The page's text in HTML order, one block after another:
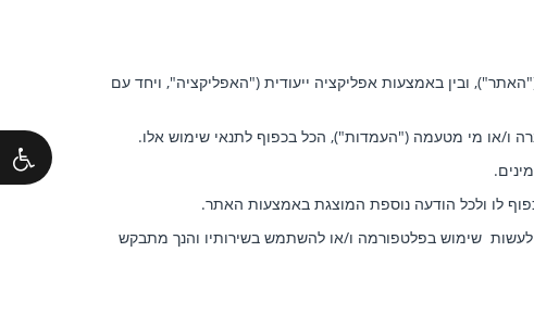
ובין באמצעות אפליקציה ייעודית ("האפליקציה", ויחד עם
ו/או מי מטעמה ("העמדות"), הכל בכפוף לתנאי שימוש אלו.
לו ולכל הודעה נוספת המוצגת באמצעות האתר.
באתר, לעשות שימוש בפלטפורמה ו/או להשתמש בשירותיו והנך מתבקש